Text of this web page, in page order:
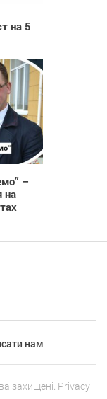
на 5
1 052
–
на
нам
захищені. Privacy